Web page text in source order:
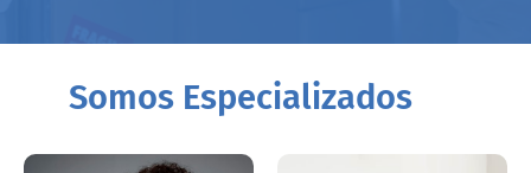
Somos Especializados